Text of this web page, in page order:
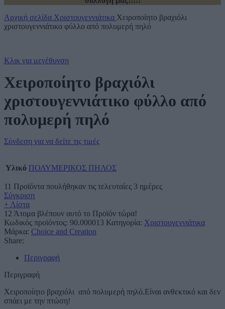
Αρχική σελίδα Χριστουγεννιάτικα Χειροποίητο βραχιόλι
χριστουγεννιάτικο φύλλο από πολυμερή πηλό
Κλικ για μεγέθυνση
Χειροποίητο βραχιόλι
χριστουγεννιάτικο φύλλο από
πολυμερή πηλό
Σύνδεση για να δείτε τις τιμές
Υλικό ΠΟΛΥΜΕΡΙΚΟΣ ΠΗΛΟΣ
11 Προϊόντα πουλήθηκαν τις τελευταίες 3 ημέρες
Σύγκριση
+ Λίστα
12 Άτομα βλέπουν αυτό το Προϊόν τώρα!
Κωδικός προϊόντος: 90.000013 Κατηγορία: Χριστουγεννιάτικα
Μάρκα: Choice and Creation
Share:
Περιγραφή
Περιγραφή
Χειροποίητο βραχιόλι από πολυμερή πηλό.Είναι ανθεκτικό και δεν
σπάει με την πτώση!